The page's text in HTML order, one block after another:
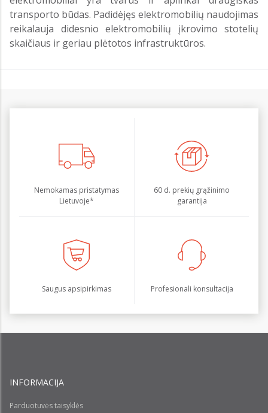
transporto būdas. Padidėjęs elektromobilių naudojimas
reikalauja didesnio elektromobilių įkrovimo stotelių
skaičiaus ir geriau plėtotos infrastruktūros.
Nemokamas pristatymas
Lietuvoje*
60 d. prekių grąžinimo
garantija
Saugus apsipirkimas Profesionali konsultacija
INFORMACIJA
Parduotuvės taisyklės